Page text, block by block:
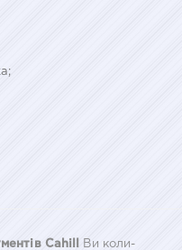
Cahill
Ви коли-